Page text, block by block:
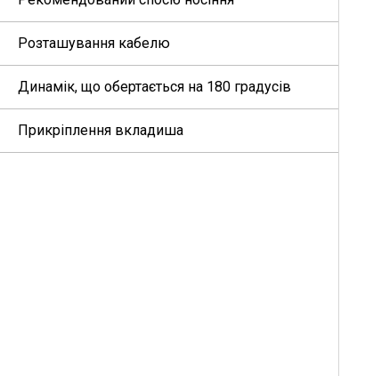
Розташування кабелю
Динамік, що обертається на 180 градусів
Прикріплення вкладиша